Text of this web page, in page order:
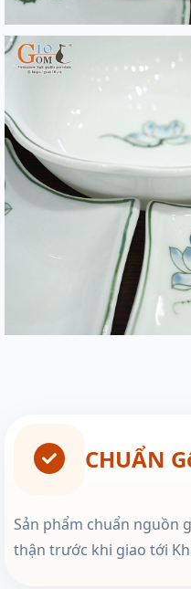
CHUẨN
Sản phẩm chuẩn nguồn
thận trước khi giao tới